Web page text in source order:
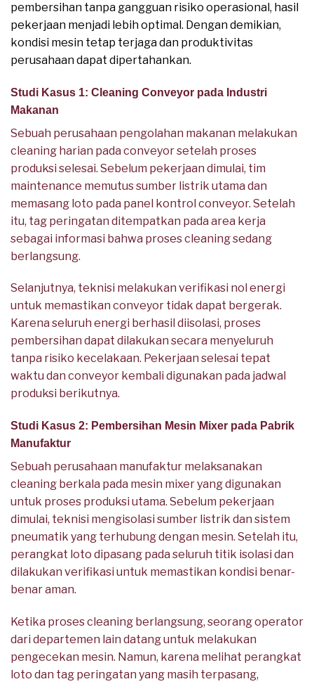
pembersihan tanpa gangguan risiko operasional, hasil
pekerjaan menjadi lebih optimal. Dengan demikian,
kondisi mesin tetap terjaga dan produktivitas
perusahaan dapat dipertahankan.
Studi Kasus 1: Cleaning Conveyor pada Industri
Makanan
Sebuah perusahaan pengolahan makanan melakukan
cleaning harian pada conveyor setelah proses
produksi selesai. Sebelum pekerjaan dimulai, tim
maintenance memutus sumber listrik utama dan
memasang loto pada panel kontrol conveyor. Setelah
itu, tag peringatan ditempatkan pada area kerja
sebagai informasi bahwa proses cleaning sedang
berlangsung.
Selanjutnya, teknisi melakukan verifikasi nol energi
untuk memastikan conveyor tidak dapat bergerak.
Karena seluruh energi berhasil diisolasi, proses
pembersihan dapat dilakukan secara menyeluruh
tanpa risiko kecelakaan. Pekerjaan selesai tepat
waktu dan conveyor kembali digunakan pada jadwal
produksi berikutnya.
Studi Kasus 2: Pembersihan Mesin Mixer pada Pabrik
Manufaktur
Sebuah perusahaan manufaktur melaksanakan
cleaning berkala pada mesin mixer yang digunakan
untuk proses produksi utama. Sebelum pekerjaan
dimulai, teknisi mengisolasi sumber listrik dan sistem
pneumatik yang terhubung dengan mesin. Setelah itu,
perangkat loto dipasang pada seluruh titik isolasi dan
dilakukan verifikasi untuk memastikan kondisi benar-
benar aman.
Ketika proses cleaning berlangsung, seorang operator
dari departemen lain datang untuk melakukan
pengecekan mesin. Namun, karena melihat perangkat
loto dan tag peringatan yang masih terpasang,